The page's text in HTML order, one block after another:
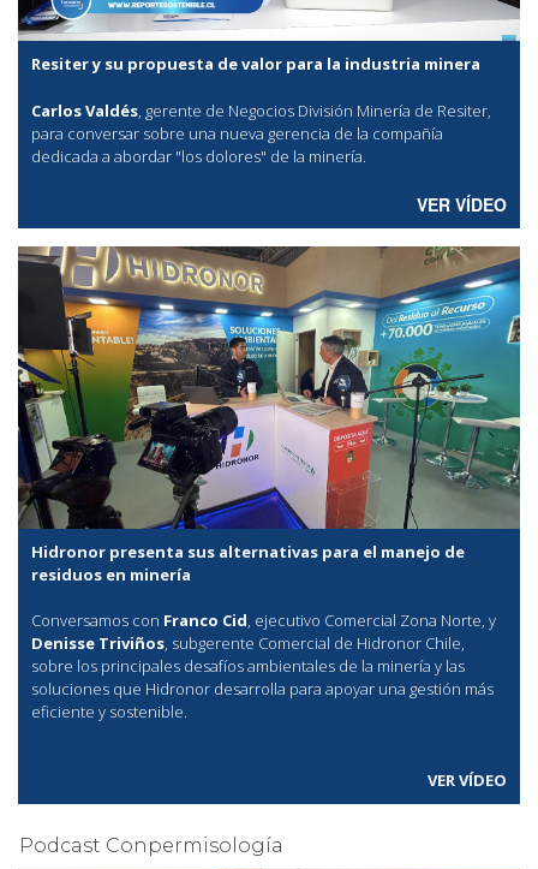
Resiter y su propuesta de valor para la industria minera
Carlos Valdés, gerente de Negocios División Minería de Resiter,
para conversar sobre una nueva gerencia de la compañía
dedicada a abordar "los dolores" de la minería.
VER VÍDEO
Hidronor presenta sus alternativas para el manejo de
residuos en minería
Conversamos con Franco Cid, ejecutivo Comercial Zona Norte, y
Denisse Triviños, subgerente Comercial de Hidronor Chile,
sobre los principales desafíos ambientales de la minería y las
soluciones que Hidronor desarrolla para apoyar una gestión más
eficiente y sostenible.
VER VÍDEO
Podcast Conpermisología